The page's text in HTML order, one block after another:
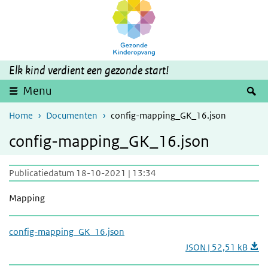
Overslaan en naar de inhoud gaan
Direct naar de hoofdnavigatie
Elk kind verdient een gezonde start!
Menu
Home Documenten config-mapping_GK_16.json
config-mapping_GK_16.json
Publicatiedatum 18-10-2021 | 13:34
Mapping
config-mapping_GK_16.json
JSON | 52,51 kB